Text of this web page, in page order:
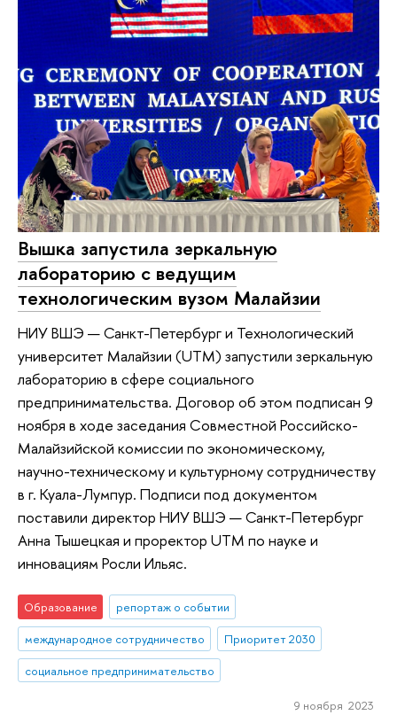
Вышка запустила зеркальную
лабораторию с ведущим
технологическим вузом Малайзии
НИУ ВШЭ — Санкт-Петербург и Технологический
университет Малайзии (UTM) запустили зеркальную
лабораторию в сфере социального
предпринимательства. Договор об этом подписан 9
ноября в ходе заседания Совместной Российско-
Малайзийской комиссии по экономическому,
научно-техническому и культурному сотрудничеству
в г. Куала-Лумпур. Подписи под документом
поставили директор НИУ ВШЭ — Санкт-Петербург
Анна Тышецкая и проректор UTM по науке и
инновациям Росли Ильяс.
Образование
репортаж о событии
международное сотрудничество
Приоритет 2030
социальное предпринимательство
9 ноября 2023